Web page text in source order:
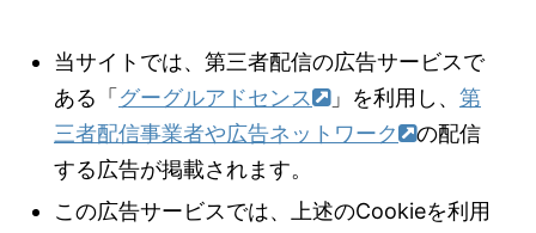
当サイトでは、第三者配信の広告サービスで
ある「 グーグルアドセンス 」を利用し、 第
三者配信事業者や広告ネットワーク
の配信
する広告が掲載されます。
この広告サービスでは、上述のCookieを利用